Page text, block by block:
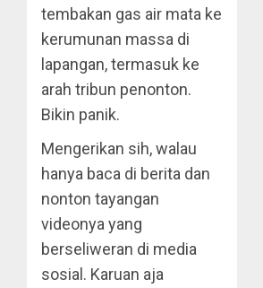
tembakan gas air mata ke
kerumunan massa di
lapangan, termasuk ke
arah tribun penonton.
Bikin panik.
Mengerikan sih, walau
hanya baca di berita dan
nonton tayangan
videonya yang
berseliweran di media
sosial. Karuan aja